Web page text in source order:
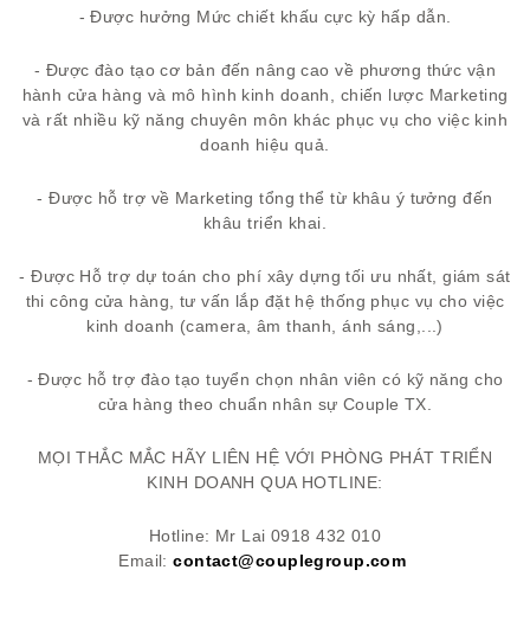
- Được hưởng Mức chiết khấu cực kỳ hấp dẫn.
- Được đào tạo cơ bản đến nâng cao về phương thức vận
hành cửa hàng và mô hình kinh doanh, chiến lược Marketing
và rất nhiều kỹ năng chuyên môn khác phục vụ cho việc kinh
doanh hiệu quả.
- Được hỗ trợ về Marketing tổng thể từ khâu ý tưởng đến
khâu triển khai.
- Được Hỗ trợ dự toán cho phí xây dựng tối ưu nhất, giám sát
thi công cửa hàng, tư vấn lắp đặt hệ thống phục vụ cho việc
kinh doanh (camera, âm thanh, ánh sáng,...)
- Được hỗ trợ đào tạo tuyển chọn nhân viên có kỹ năng cho
cửa hàng theo chuẩn nhân sự Couple TX.
MỌI THẮC MẮC HÃY LIÊN HỆ VỚI PHÒNG PHÁT TRIỂN
KINH DOANH QUA HOTLINE:
Hotline: Mr Lai 0918 432 010
Email:contact@couplegroup.com